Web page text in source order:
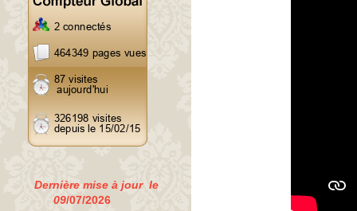
Dernière mise à jour le
09/07/2026